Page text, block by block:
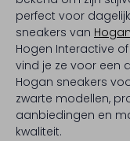
perfect voor
sneakers van Hogan
Hogen Interactive
vind je ze voor een
Hogan sneakers
zwarte modellen,
aanbiedingen en
kwaliteit.